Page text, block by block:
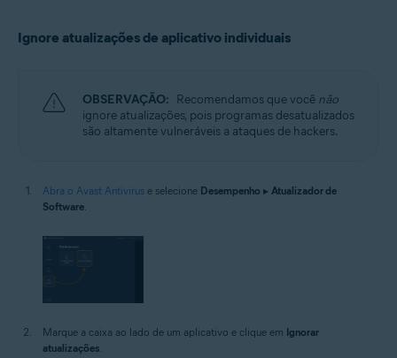
Ignore atualizações de aplicativo individuais
OBSERVAÇÃO: Recomendamos que você não
ignore atualizações, pois programas desatualizados
são altamente vulneráveis a ataques de hackers.
Abra o Avast Antivirus e selecione Desempenho ▸ Atualizador de
Software.
Marque a caixa ao lado de um aplicativo e clique em Ignorar
atualizações.